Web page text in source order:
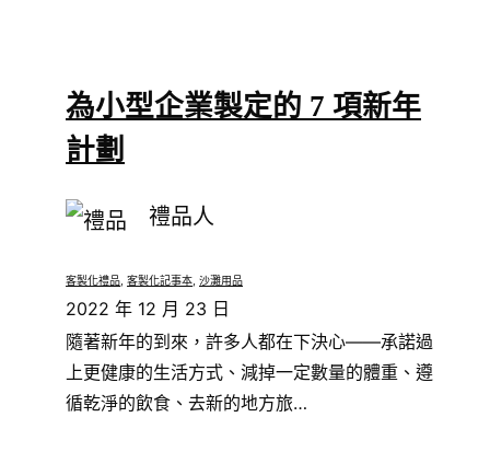
為小型企業製定的 7 項新年
計劃
禮品人
客製化禮品 客製化記事本 沙灘用品
2022 年 12 月 23 日
隨著新年的到來，許多人都在下決心——承諾過
上更健康的生活方式、減掉一定數量的體重、遵
循乾淨的飲食、去新的地方旅…